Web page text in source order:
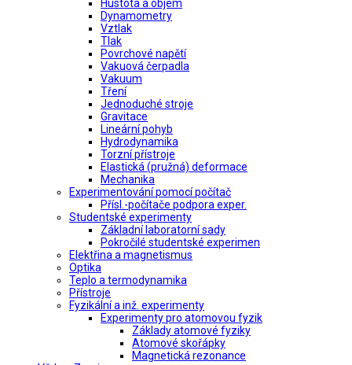
Hustota a objem
Dynamometry
Vztlak
Tlak
Povrchové napětí
Vakuová čerpadla
Vakuum
Tření
Jednoduché stroje
Gravitace
Lineární pohyb
Hydrodynamika
Torzní přístroje
Elastická (pružná) deformace
Mechanika
Experimentování pomocí počítač
Přísl.-počítače podpora exper.
Studentské experimenty
Základní laboratorní sady
Pokročilé studentské experimen
Elektřina a magnetismus
Optika
Teplo a termodynamika
Přístroje
Fyzikální a inž. experimenty
Experimenty pro atomovou fyzik
Základy atomové fyziky
Atomové skořápky
Magnetická rezonance